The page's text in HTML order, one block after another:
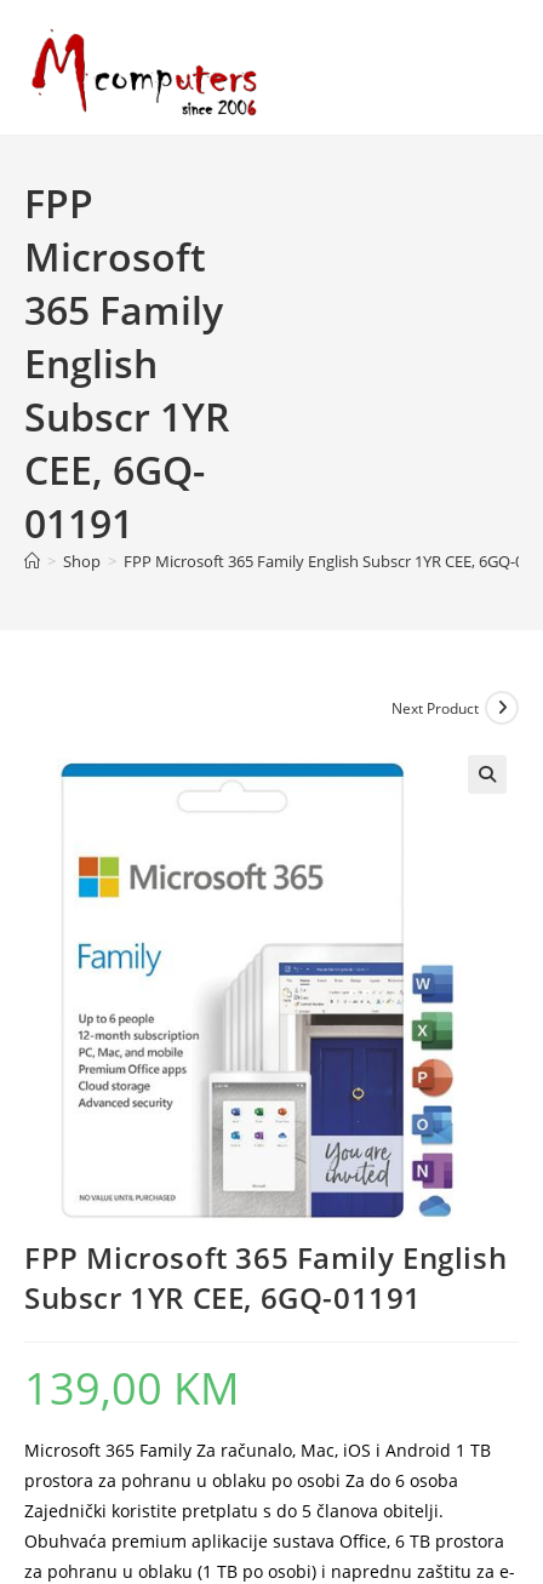
content
FPP
Microsoft
365 Family
English
Subscr 1YR
CEE, 6GQ-
01191
> Shop > FPP Microsoft 365 Family English Subscr 1YR CEE, 6GQ-
Next Product
FPP Microsoft 365 Family English
Subscr 1YR CEE, 6GQ-01191
139,00 KM
Microsoft 365 Family Za računalo, Mac, iOS i Android 1 TB
prostora za pohranu u oblaku po osobi Za do 6 osoba
Zajednički koristite pretplatu s do 5 članova obitelji.
Obuhvaća premium aplikacije sustava Office, 6 TB prostora
za pohranu u oblaku (1 TB po osobi) i naprednu zaštitu za e-